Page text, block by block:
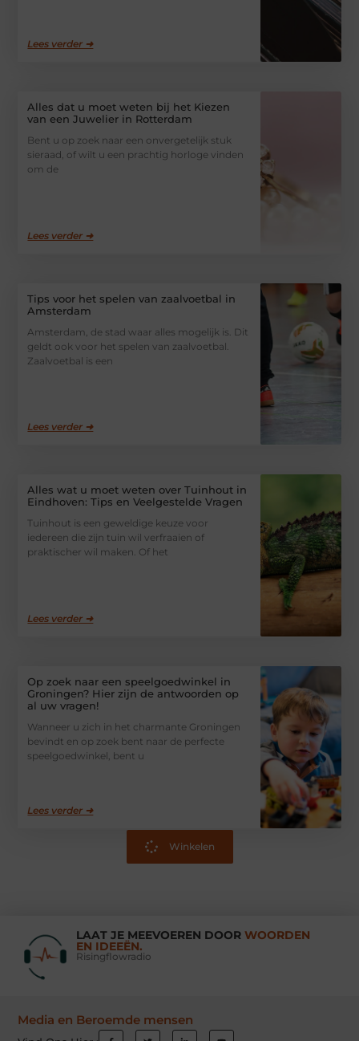
Lees verder ➜
Alles dat u moet weten bij het Kiezen
van een Juwelier in Rotterdam
Bent u op zoek naar een onvergetelijk stuk
sieraad, of wilt u een prachtig horloge vinden
om de
Lees verder ➜
Tips voor het spelen van zaalvoetbal in
Amsterdam
Amsterdam, de stad waar alles mogelijk is. Dit
geldt ook voor het spelen van zaalvoetbal.
Zaalvoetbal is een
Lees verder ➜
Alles wat u moet weten over Tuinhout in
Eindhoven: Tips en Veelgestelde Vragen
Tuinhout is een geweldige keuze voor
iedereen die zijn tuin wil verfraaien of
praktischer wil maken. Of het
Lees verder ➜
Op zoek naar een speelgoedwinkel in
Groningen? Hier zijn de antwoorden op
al uw vragen!
Wanneer u zich in het charmante Groningen
bevindt en op zoek bent naar de perfecte
speelgoedwinkel, bent u
Lees verder ➜
Winkelen
LAAT JE MEEVOEREN DOOR WOORDEN
EN IDEEËN.
Risingflowradio
Media en Beroemde mensen